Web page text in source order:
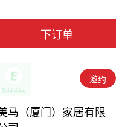
下订单
邀约
马（厦门）家居有限